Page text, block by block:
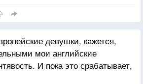
девушки, кажется,
мои английские
И пока это срабатывает,